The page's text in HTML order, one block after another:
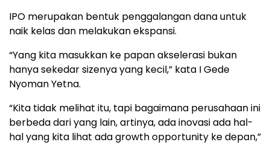
IPO merupakan bentuk penggalangan dana untuk
naik kelas dan melakukan ekspansi.
“Yang kita masukkan ke papan akselerasi bukan
hanya sekedar sizenya yang kecil,” kata I Gede
Nyoman Yetna.
“Kita tidak melihat itu, tapi bagaimana perusahaan ini
berbeda dari yang lain, artinya, ada inovasi ada hal-
hal yang kita lihat ada growth opportunity ke depan,”